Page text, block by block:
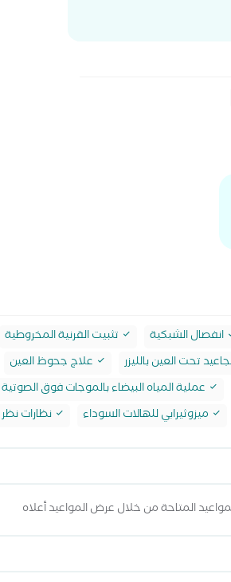
انفصال الشبكية تثبيت القرنية المخروطية
تحت العين بالليزر علاج جحوظ العين
عملية المياه البيضاء بالموجات فوق الصوتية
ميزوثيرابي للهالات السوداء نظارات نظر